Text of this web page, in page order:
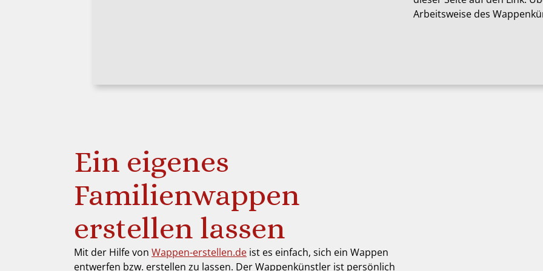
Arbeitsweise des
Ein eigenes
Familienwappen
erstellen lassen
Mit der Hilfe von Wappen-erstellen.de ist es einfach, sich ein Wappen
entwerfen bzw. erstellen zu lassen. Der Wappenkünstler ist persönlich